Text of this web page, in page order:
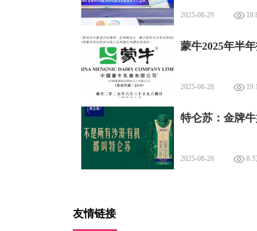
2025-08-29
蒙牛2025年半
2025-08-28
特仑苏：金牌
2025-08-28 8.3
友情链接